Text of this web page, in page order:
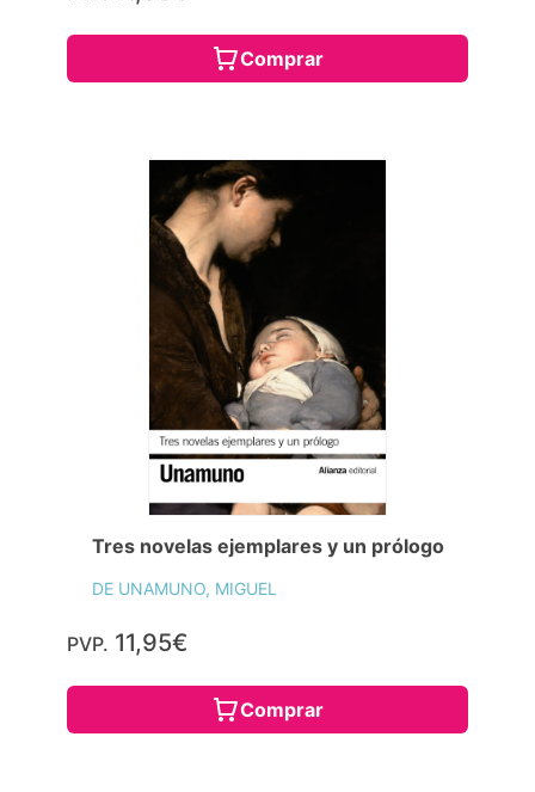
Comprar
Tres novelas ejemplares y un prólogo
DE UNAMUNO, MIGUEL
PVP. 11,95€
Comprar